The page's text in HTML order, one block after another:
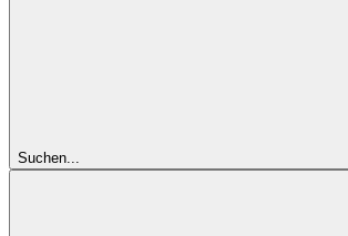
Suchen...